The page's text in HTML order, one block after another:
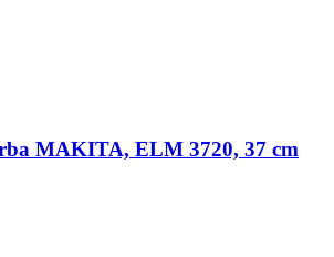
leiMAKITA, ELM 3720, 37 cm